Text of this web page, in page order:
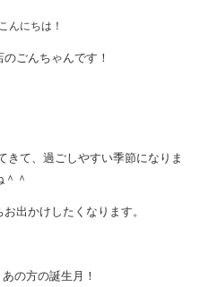
んにちは！
ごんちゃんです！
て、過ごしやすい季節になりま
＾＾
出かけしたくなります。
の方の誕生月！